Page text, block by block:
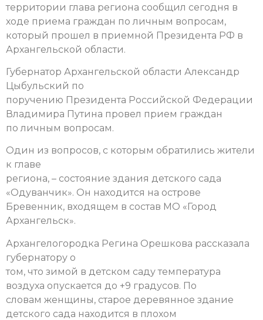
территории глава региона сообщил сегодня в
ходе приема граждан по личным вопросам,
который прошел в приемной Президента РФ в
Архангельской области.
Губернатор Архангельской области Александр
Цыбульский по
поручению Президента Российской Федерации
Владимира Путина провел прием граждан
по личным вопросам.
Один из вопросов, с которым обратились жители
к главе
региона, – состояние здания детского сада
«Одуванчик». Он находится на острове
Бревенник, входящем в состав МО «Город
Архангельск».
Архангелогородка Регина Орешкова рассказала
губернатору о
том, что зимой в детском саду температура
воздуха опускается до +9 градусов. По
словам женщины, старое деревянное здание
детского сада находится в плохом